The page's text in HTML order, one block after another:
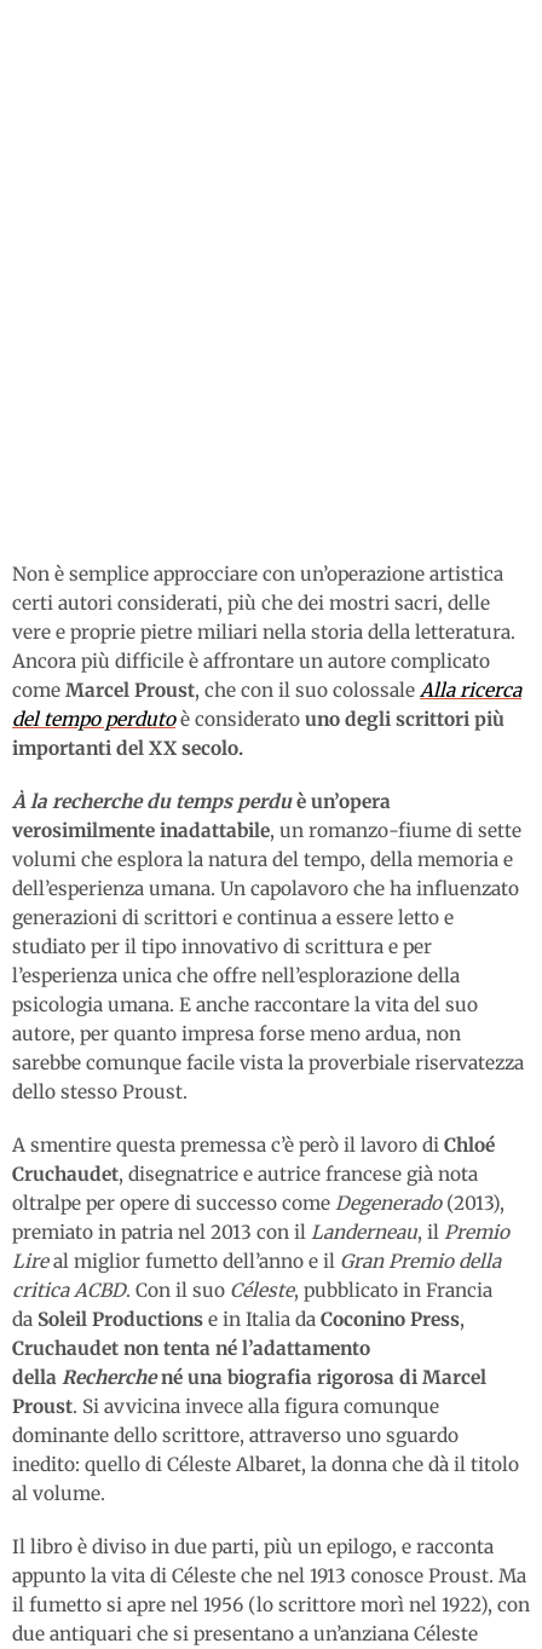
Non è semplice approcciare con un’operazione artistica
certi autori considerati, più che dei mostri sacri, delle
vere e proprie pietre miliari nella storia della letteratura.
Ancora più difficile è affrontare un autore complicato
come Marcel Proust, che con il suo colossale Alla ricerca
del tempo perdutoè considerato uno degli scrittori più
importanti del XX secolo.
À la recherche du temps perduè un’opera
verosimilmente inadattabile, un romanzo-fiume di sette
volumi che esplora la natura del tempo, della memoria e
dell’esperienza umana. Un capolavoro che ha influenzato
generazioni di scrittori e continua a essere letto e
studiato per il tipo innovativo di scrittura e per
l’esperienza unica che offre nell’esplorazione della
psicologia umana. E anche raccontare la vita del suo
autore, per quanto impresa forse meno ardua, non
sarebbe comunque facile vista la proverbiale riservatezza
dello stesso Proust.
A smentire questa premessa c’è però il lavoro di Chloé
Cruchaudet, disegnatrice e autrice francese già nota
oltralpe per opere di successo come Degenerado(2013),
premiato in patria nel 2013 con il Landerneau, il Premio
Lireal miglior fumetto dell’anno e il Gran Premio della
critica ACBD. Con il suo Céleste, pubblicato in Francia
da Soleil Productions e in Italia da Coconino Press,
Cruchaudet non tenta né l’adattamento
della Recherchené una biografia rigorosa di Marcel
Proust. Si avvicina invece alla figura comunque
dominante dello scrittore, attraverso uno sguardo
inedito: quello di Céleste Albaret, la donna che dà il titolo
al volume.
Il libro è diviso in due parti, più un epilogo, e racconta
appunto la vita di Céleste che nel 1913 conosce Proust. Ma
il fumetto si apre nel 1956 (lo scrittore morì nel 1922), con
due antiquari che si presentano a un’anziana Céleste